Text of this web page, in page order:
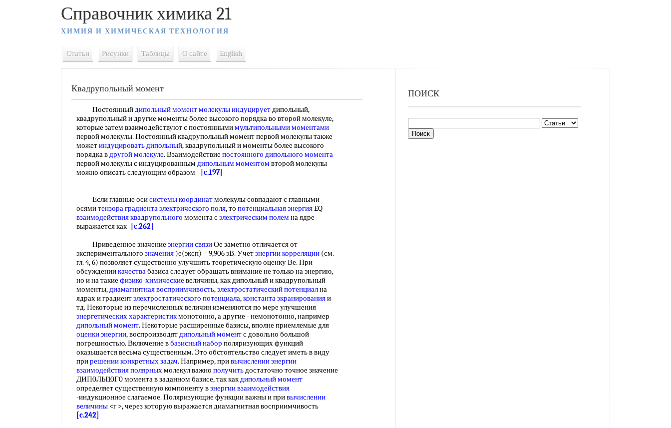
Справочник химика 21
ХИМИЯ И ХИМИЧЕСКАЯ ТЕХНОЛОГИЯ
Статьи Рисунки Таблицы О сайте English
Квадрупольный момент
Постоянныйдипольный момент молекулы индуцируетдипольный,
квадрупольный и другие моменты более высокого порядка во второй молекуле,
которые затем взаимодействуют с постояннымимультипольными моментами
первой молекулы. Постоянный квадрупольный момент первой молекулы также
можетиндуцировать дипольный, квадрупольный и моменты более высокого
порядка вдругой молекуле. Взаимодействие постоянного дипольного момента
первой молекулы с индуцированным дипольным моментом второй молекулы
можно описать следующим образом
[c.197]
Если главные осисистемы координатмолекулы совпадают с главными
осямитензора градиента электрического поля, то потенциальная энергияEQ
взаимодействия квадрупольного момента сэлектрическим полем на ядре
выражается как [c.262]
Приведенное значение энергии связиОе заметно отличается от
экспериментального значения )е(эксп) = 9,906 эВ. Учетэнергии корреляции (см.
гл. 4, 6) позволяет существенно улучшить теоретическую оценку Ве. При
обсуждениикачествабазиса следует обращать внимание не только на энергию,
но и на такие физико-химические величины, как дипольный и квадрупольный
моменты,диамагнитная восприимчивость,электростатический потенциална
ядрах и градиентэлектростатического потенциала,константа экранированияи
тд. Некоторые из перечисленных величин изменяются по мере улучшения
энергетических характеристикмонотонно, а другие - немонотонно, например
дипольный момент. Некоторые расширенные базисы, вполне приемлемые для
оценки энергии, воспроизводятдипольный моментс довольно большой
погрешностью. Включение вбазисный набор поляризующих функций
оказьшается весьма существенным. Это обстоятельство следует иметь в виду
прирешении конкретных задач. Например, привычислении энергии
взаимодействия полярныхмолекул важно получитьдостаточно точное значение
ДИП0ЛЫ10Г0 момента в заданном базисе, так какдипольный момент
определяет существенную компоненту вэнергии взаимодействия
-индукционное слагаемое. Поляризующие функции важны и привычислении
величины <г >, через которую выражается диамагнитная восприимчивость
[c.242]
ПОИСК